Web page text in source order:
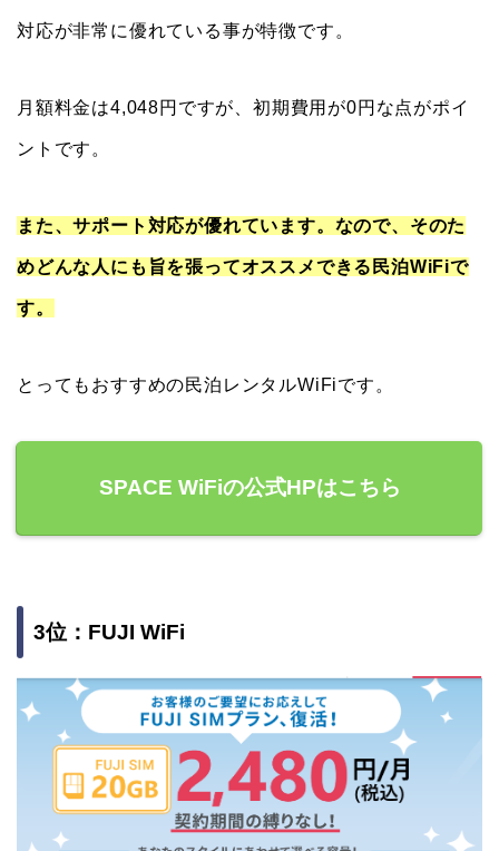
対応が非常に優れている事が特徴です。
月額料金は4,048円ですが、初期費用が0円な点がポイ
ントです。
また、サポート対応が優れています。なので、そのた
めどんな人にも旨を張ってオススメできる民泊WiFiで
す。
とってもおすすめの民泊レンタルWiFiです。
SPACE WiFiの公式HPはこちら
3位：FUJI WiFi